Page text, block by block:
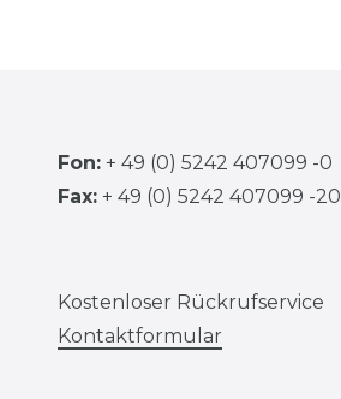
Fon: + 49 (0) 5242 407099 -0
Fax: + 49 (0) 5242 407099 -20
Kostenloser Rückrufservice
Kontaktformular